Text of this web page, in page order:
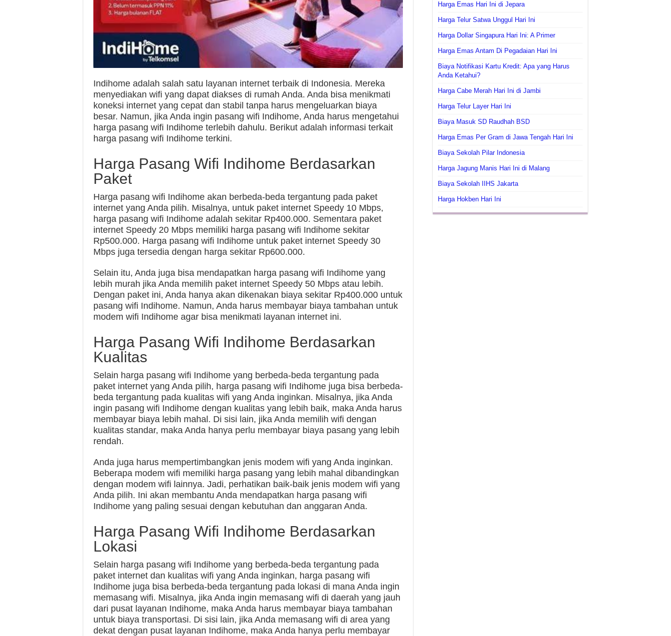
Indihome adalah salah satu layanan internet terbaik di Indonesia. Mereka
menyediakan wifi yang dapat diakses di rumah Anda. Anda bisa menikmati
koneksi internet yang cepat dan stabil tanpa harus mengeluarkan biaya
besar. Namun, jika Anda ingin pasang wifi Indihome, Anda harus mengetahui
harga pasang wifi Indihome terlebih dahulu. Berikut adalah informasi terkait
harga pasang wifi Indihome terkini.
Harga Pasang Wifi Indihome Berdasarkan
Paket
Harga pasang wifi Indihome akan berbeda-beda tergantung pada paket
internet yang Anda pilih. Misalnya, untuk paket internet Speedy 10 Mbps,
harga pasang wifi Indihome adalah sekitar Rp400.000. Sementara paket
internet Speedy 20 Mbps memiliki harga pasang wifi Indihome sekitar
Rp500.000. Harga pasang wifi Indihome untuk paket internet Speedy 30
Mbps juga tersedia dengan harga sekitar Rp600.000.
Selain itu, Anda juga bisa mendapatkan harga pasang wifi Indihome yang
lebih murah jika Anda memilih paket internet Speedy 50 Mbps atau lebih.
Dengan paket ini, Anda hanya akan dikenakan biaya sekitar Rp400.000 untuk
pasang wifi Indihome. Namun, Anda harus membayar biaya tambahan untuk
modem wifi Indihome agar bisa menikmati layanan internet ini.
Harga Pasang Wifi Indihome Berdasarkan
Kualitas
Selain harga pasang wifi Indihome yang berbeda-beda tergantung pada
paket internet yang Anda pilih, harga pasang wifi Indihome juga bisa berbeda-
beda tergantung pada kualitas wifi yang Anda inginkan. Misalnya, jika Anda
ingin pasang wifi Indihome dengan kualitas yang lebih baik, maka Anda harus
membayar biaya lebih mahal. Di sisi lain, jika Anda memilih wifi dengan
kualitas standar, maka Anda hanya perlu membayar biaya pasang yang lebih
rendah.
Anda juga harus mempertimbangkan jenis modem wifi yang Anda inginkan.
Beberapa modem wifi memiliki harga pasang yang lebih mahal dibandingkan
dengan modem wifi lainnya. Jadi, perhatikan baik-baik jenis modem wifi yang
Anda pilih. Ini akan membantu Anda mendapatkan harga pasang wifi
Indihome yang paling sesuai dengan kebutuhan dan anggaran Anda.
Harga Pasang Wifi Indihome Berdasarkan
Lokasi
Selain harga pasang wifi Indihome yang berbeda-beda tergantung pada
paket internet dan kualitas wifi yang Anda inginkan, harga pasang wifi
Indihome juga bisa berbeda-beda tergantung pada lokasi di mana Anda ingin
memasang wifi. Misalnya, jika Anda ingin memasang wifi di daerah yang jauh
dari pusat layanan Indihome, maka Anda harus membayar biaya tambahan
untuk biaya transportasi. Di sisi lain, jika Anda memasang wifi di area yang
dekat dengan pusat layanan Indihome, maka Anda hanya perlu membayar
Harga Emas Hari Ini di Jepara
Harga Telur Satwa Unggul Hari Ini
Harga Dollar Singapura Hari Ini: A Primer
Harga Emas Antam Di Pegadaian Hari Ini
Biaya Notifikasi Kartu Kredit: Apa yang Harus
Anda Ketahui?
Harga Cabe Merah Hari Ini di Jambi
Harga Telur Layer Hari Ini
Biaya Masuk SD Raudhah BSD
Harga Emas Per Gram di Jawa Tengah Hari Ini
Biaya Sekolah Pilar Indonesia
Harga Jagung Manis Hari Ini di Malang
Biaya Sekolah IIHS Jakarta
Harga Hokben Hari Ini